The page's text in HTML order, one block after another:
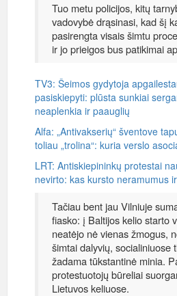
Tuo metu policijos, kitų
vadovybė drąsinasi, kad šį
pasirengta visais šimtu
ir jo prieigos bus patikimai
TV3: Šeimos gydytoja
pasiskiepyti: plūsta sunkiai
neaplenkia ir paauglių
Alfa: „Antivakserių“ šventove
toliau „trolina“: kuria verslo
LRT: Antiskiepininkų protestai
nevirto: kas kursto neramumus
Tačiau bent jau Vilniuje
fiasko: į Baltijos kelio starto
neatėjo nė vienas žmogus,
šimtai dalyvių, socialiniuose
žadama tūkstantinė minia.
protestuotojų būreliai
Lietuvos keliuose.